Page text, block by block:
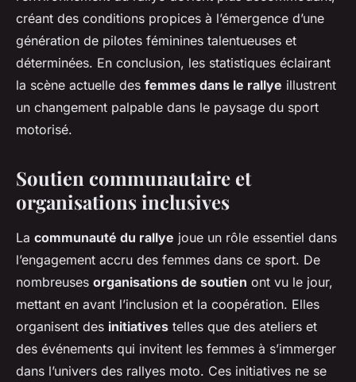
créant des conditions propices à l’émergence d’une
génération de pilotes féminines talentueuses et
déterminées. En conclusion, les statistiques éclairant
la scène actuelle des femmes dans le rallye illustrent
un changement palpable dans le paysage du sport
motorisé.
Soutien communautaire et
organisations inclusives
La communauté du rallye joue un rôle essentiel dans
l’engagement accru des femmes dans ce sport. De
nombreuses organisations de soutien ont vu le jour,
mettant en avant l’inclusion et la coopération. Elles
organisent des initiatives telles que des ateliers et
des événements qui invitent les femmes à s’immerger
dans l’univers des rallyes moto. Ces initiatives ne se